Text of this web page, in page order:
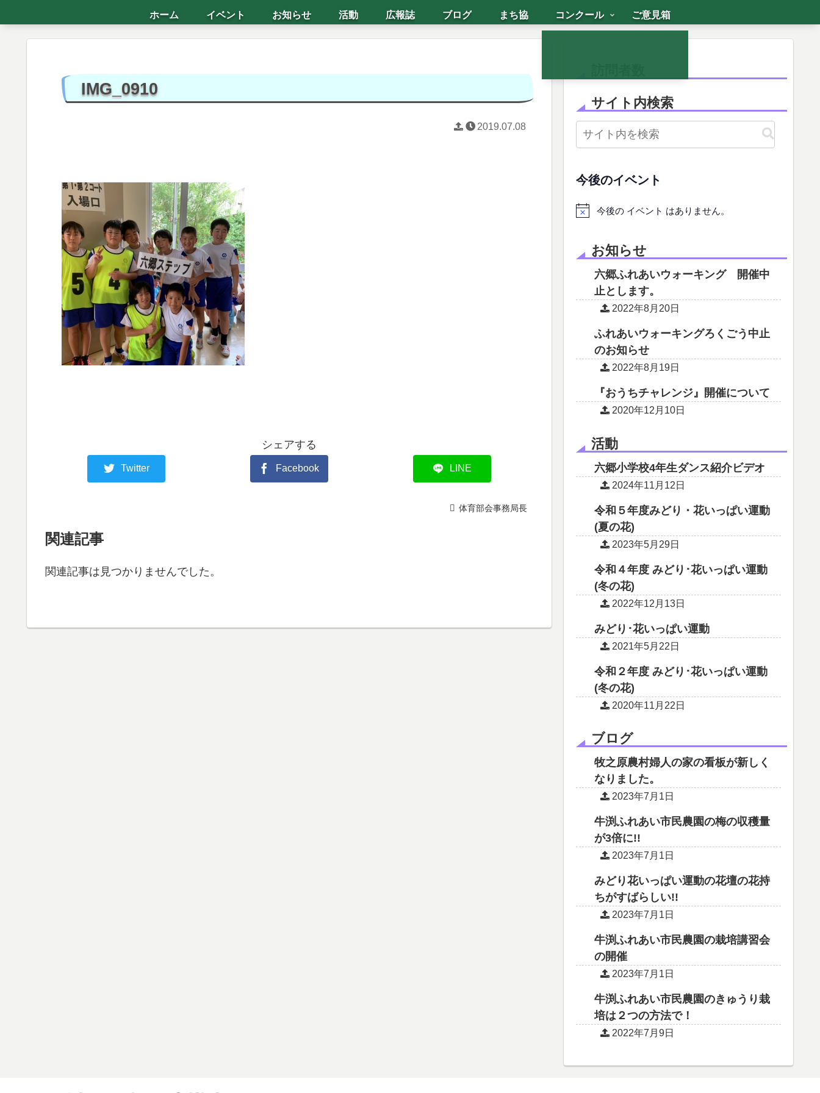
ホーム イベント お知らせ 活動 広報誌 ブログ まち協 コンクール ご意見箱
IMG_0910
2019.07.08
シェアする
Twitter Facebook LINE
体育部会事務局長
関連記事
関連記事は見つかりませんでした。
サイト内検索
今後のイベント
今後の イベント はありません。
お知らせ
六郷ふれあいウォーキング 開催中
止とします。
2022年8月20日
ふれあいウォーキングろくごう中止
のお知らせ
2022年8月19日
『おうちチャレンジ』開催について
2020年12月10日
活動
六郷小学校4年生ダンス紹介ビデオ
2024年11月12日
令和５年度みどり・花いっぱい運動
(夏の花)
2023年5月29日
令和４年度 みどり･花いっぱい運動
(冬の花)
2022年12月13日
みどり･花いっぱい運動
2021年5月22日
令和２年度 みどり･花いっぱい運動
(冬の花)
2020年11月22日
ブログ
牧之原農村婦人の家の看板が新しく
なりました。
2023年7月1日
牛渕ふれあい市民農園の梅の収穫量
が3倍に!!
2023年7月1日
みどり花いっぱい運動の花壇の花持
ちがすばらしい!!
2023年7月1日
牛渕ふれあい市民農園の栽培講習会
の開催
2023年7月1日
牛渕ふれあい市民農園のきゅうり栽
培は２つの方法で！
2022年7月9日